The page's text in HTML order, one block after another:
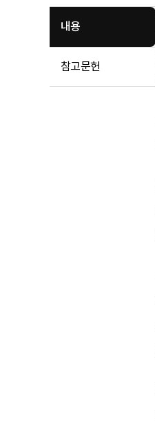
내용
참고문헌